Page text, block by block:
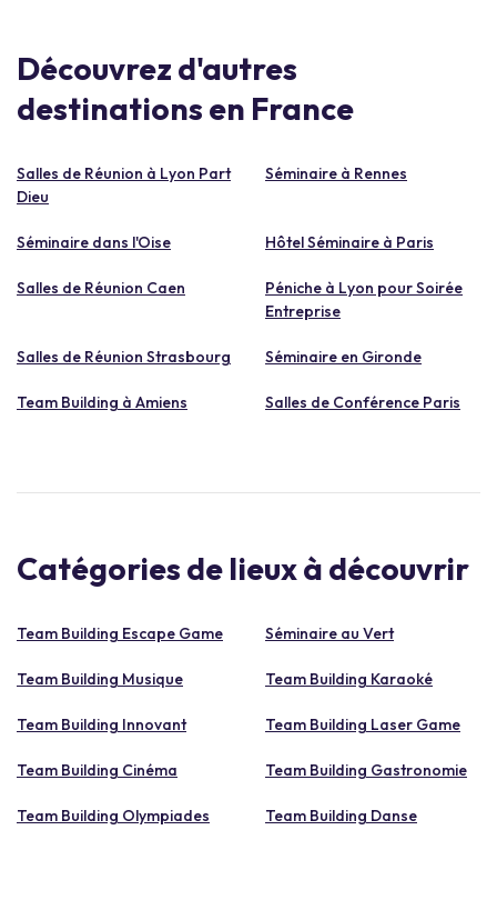
Découvrez d'autres
destinations en France
Salles de Réunion à Lyon Part
Dieu
Séminaire à Rennes
Séminaire dans l'Oise Hôtel Séminaire à Paris
Salles de Réunion Caen
Péniche à Lyon pour Soirée
Entreprise
Salles de Réunion Strasbourg Séminaire en Gironde
Team Building à Amiens Salles de Conférence Paris
Catégories de lieux à découvrir
Team Building Escape Game Séminaire au Vert
Team Building Musique Team Building Karaoké
Team Building Innovant Team Building Laser Game
Team Building Cinéma Team Building Gastronomie
Team Building Olympiades Team Building Danse